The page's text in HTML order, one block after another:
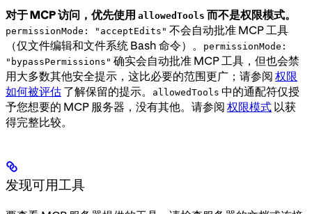
对于 MCP 访问，优先使用 allowedTools 而不是权限模式。
permissionMode: "acceptEdits" 不会自动批准 MCP 工具
（仅文件编辑和文件系统 Bash 命令）。
permissionMode:
"bypassPermissions" 确实会自动批准 MCP 工具，但也会禁
用大多数其他安全提示，这比必要的范围更广；请参阅 权限
如何被评估 了解保留的提示。 allowedTools 中的通配符仅授
予您想要的 MCP 服务器，没有其他。请参阅 权限模式 以获
得完整比较。
发现可用工具